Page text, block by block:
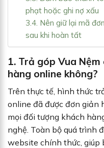
phạt hoặc ghi nợ xấu
3.4. Nên giữ lại mã
sau khi hoàn tất
1. Trả góp Vua
hàng online không?
Trên thực tế, hình thức
online đã được đơn giản
mọi đối tượng khách
nghệ. Toàn bộ quá trình
website chính thức, giúp